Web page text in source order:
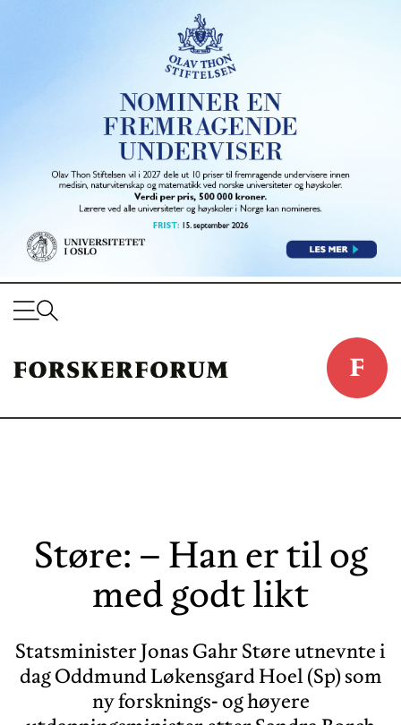
Støre: – Han er til og
med godt likt
Statsminister Jonas Gahr Støre utnevnte i
dag Oddmund Løkensgard Hoel (Sp) som
ny forsknings- og høyere